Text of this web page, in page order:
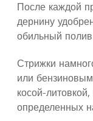
После каждой
дернину
обильный
Стрижки
или
косой-
определенных